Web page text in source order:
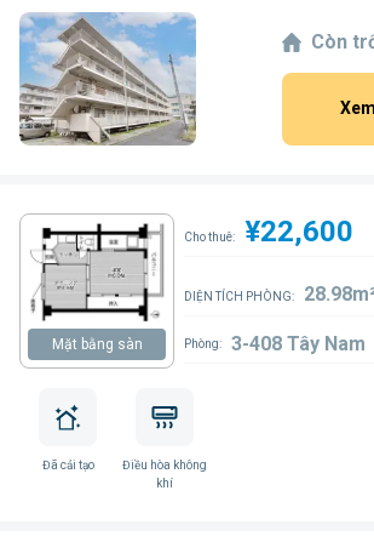
Còn
Mặt bằng sàn
Cho thuê: ¥22,600
DIỆN TÍCH PHÒNG:
Phòng: 3-408 Tây Nam
Đã cải tạo
Điều hòa không
khí